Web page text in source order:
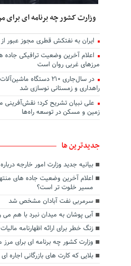
وزارت کشور چه برنامه ای برای
ایران به نفتکش قطری مجوز عبور
اعلام آخرین وضعیت ترافیکی جاده
مرزهای غربی روان است
در سال‌جاری ۲۱۰ دستگاه
راهداری و زمستانی نوسازی شد
علی نبیان تشریح کرد؛ نقش‌آفرینی
زمین و مسکن در توسعه راه‌ها
جديدترين ها
بیانیه جدید وزارت امور خارجه
اعلام آخرین وضعیت جاده های
مسیر خلوت تر است؟
سرمربی نفت آبادان مشخص شد
آبی پوشان به میدان نبرد با هم می
زنگ خطر برای ارائه اظهارنامه
وزارت کشور چه برنامه ای برای مرز
بلایی که کارت های بازرگانی اجاره